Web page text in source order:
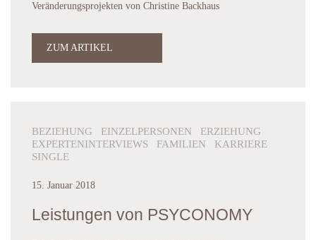
Veränderungsprojekten von Christine Backhaus
ZUM ARTIKEL
BEZIEHUNG EINZELPERSONEN ERZIEHUNG
EXPERTENINTERVIEWS FAMILIEN KARRIERE
SINGLE
15. Januar 2018
Leistungen von PSYCONOMY